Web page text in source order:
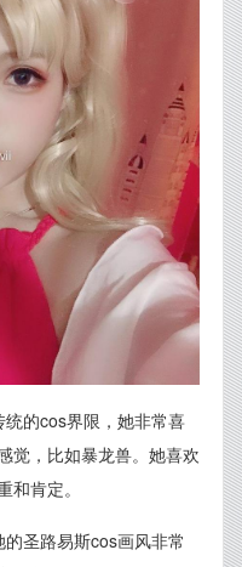
的cos界限，她非常喜
觉，比如暴龙兽。她喜欢
肯定。
圣路易斯cos画风非常